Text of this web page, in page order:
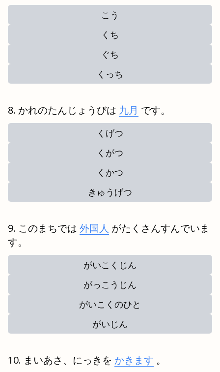
こう
くち
ぐち
くっち
かれのたんじょうびは 九月 です。
くげつ
くがつ
くかつ
きゅうげつ
このまちでは 外国人 がたくさんすんでいま
す。
がいこくじん
がっこうじん
がいこくのひと
がいじん
まいあさ、にっきを かきます 。